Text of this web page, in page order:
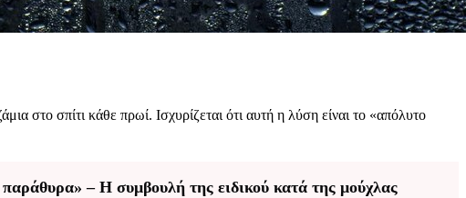
στο σπίτι κάθε πρωί. Ισχυρίζεται ότι αυτή η λύση είναι το «απόλυτο
– Η συμβουλή της ειδικού κατά της μούχλας